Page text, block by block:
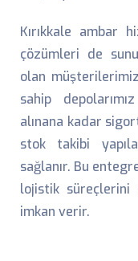
Kırıkkale ambar
çözümleri de
olan
sahip
alınana kadar
stok takibi
sağlanır. Bu
lojistik süreçlerini
imkan verir.